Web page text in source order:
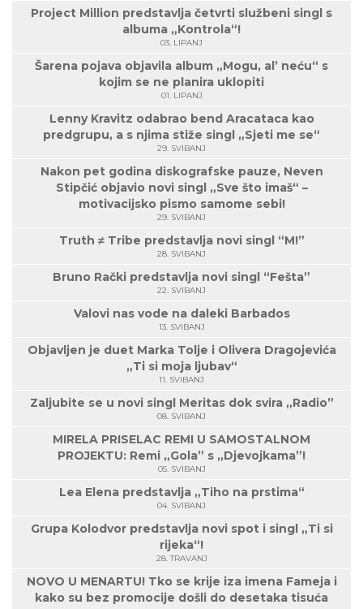
Project Million predstavlja četvrti službeni singl s
albuma „Kontrola“!
03. LIPANJ
Šarena pojava objavila album „Mogu, al’ neću“ s
kojim se ne planira uklopiti
01. LIPANJ
Lenny Kravitz odabrao bend Aracataca kao
predgrupu, a s njima stiže singl „Sjeti me se“
29. SVIBANJ
Nakon pet godina diskografske pauze, Neven
Stipčić objavio novi singl „Sve što imaš“ –
motivacijsko pismo samome sebi!
29. SVIBANJ
Truth ≠ Tribe predstavlja novi singl “M!”
28. SVIBANJ
Bruno Rački predstavlja novi singl “Fešta”
22. SVIBANJ
Valovi nas vode na daleki Barbados
13. SVIBANJ
Objavljen je duet Marka Tolje i Olivera Dragojevića
„Ti si moja ljubav“
11. SVIBANJ
Zaljubite se u novi singl Meritas dok svira „Radio”
08. SVIBANJ
MIRELA PRISELAC REMI U SAMOSTALNOM
PROJEKTU: Remi „Gola” s „Djevojkama”!
05. SVIBANJ
Lea Elena predstavlja „Tiho na prstima“
04. SVIBANJ
Grupa Kolodvor predstavlja novi spot i singl „Ti si
rijeka“!
28. TRAVANJ
NOVO U MENARTU! Tko se krije iza imena Fameja i
kako su bez promocije došli do desetaka tisuća